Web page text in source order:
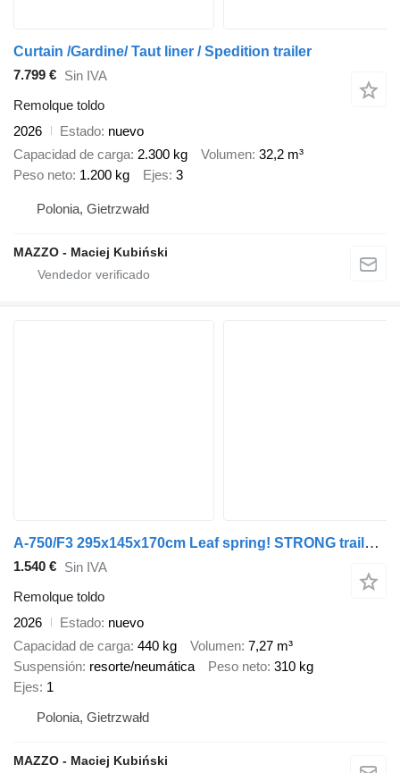
Curtain /Gardine/ Taut liner / Spedition trailer
7.799 € Sin IVA
Remolque toldo
2026
Estado nuevo
Capacidad de carga 2.300 kg Volumen 32,2 m³
Peso neto 1.200 kg Ejes 3
Polonia, Gietrzwałd
MAZZO - Maciej Kubiński
A-750/F3 295x145x170cm Leaf spring! STRONG trailer 750kg
1.540 € Sin IVA
Remolque toldo
2026
Estado nuevo
Capacidad de carga 440 kg Volumen 7,27 m³
Suspensión resorte/neumática Peso neto 310 kg
Ejes 1
Polonia, Gietrzwałd
MAZZO - Maciej Kubiński